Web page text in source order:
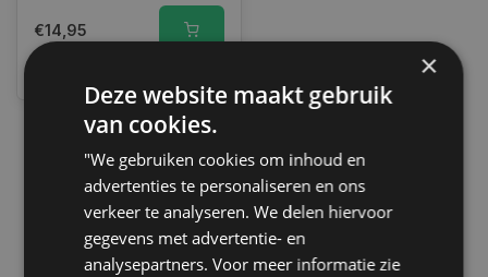
€14,95
1
×
Deze website maakt gebruik
van cookies.
"We gebruiken cookies om inhoud en
advertenties te personaliseren en ons
verkeer te analyseren. We delen hiervoor
gegevens met advertentie- en
analysepartners. Voor meer informatie zie